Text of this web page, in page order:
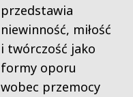
przedstawia
niewinność, miłość
i twórczość jako
formy oporu
wobec przemocy